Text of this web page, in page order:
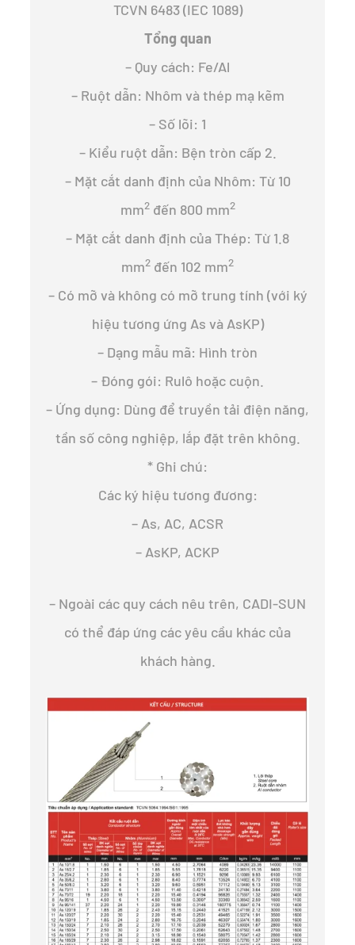
TCVN 6483 (IEC 1089)
Tổng quan
– Quy cách: Fe/Al
– Ruột dẫn: Nhôm và thép mạ kẽm
– Số lõi: 1
– Kiểu ruột dẫn: Bện tròn cấp 2.
– Mặt cắt danh định của Nhôm: Từ 10
mm2đến 800 mm2
– Mặt cắt danh định của Thép: Từ 1.8
mm2 đến 102 mm2
– Có mỡ và không có mỡ trung tính (với ký
hiệu tương ứng As và AsKP)
– Dạng mẫu mã: Hình tròn
– Đóng gói: Rulô hoặc cuộn.
– Ứng dụng: Dùng để truyền tải điện năng,
tần số công nghiệp, lắp đặt trên không.
* Ghi chú:
Các ký hiệu tương đương:
– As, AC, ACSR
– AsKP, ACKP
– Ngoài các quy cách nêu trên, CADI-SUN
có thể đáp ứng các yêu cầu khác của
khách hàng.